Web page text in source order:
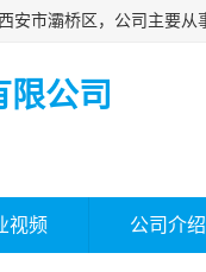
公司
视频 公司介绍